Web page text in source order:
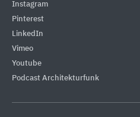
Instagram
Pinterest
LinkedIn
Vimeo
Youtube
Podcast Architekturfunk